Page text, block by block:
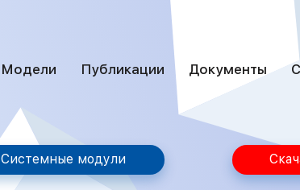
Модели Публикации Документы
Системные модули